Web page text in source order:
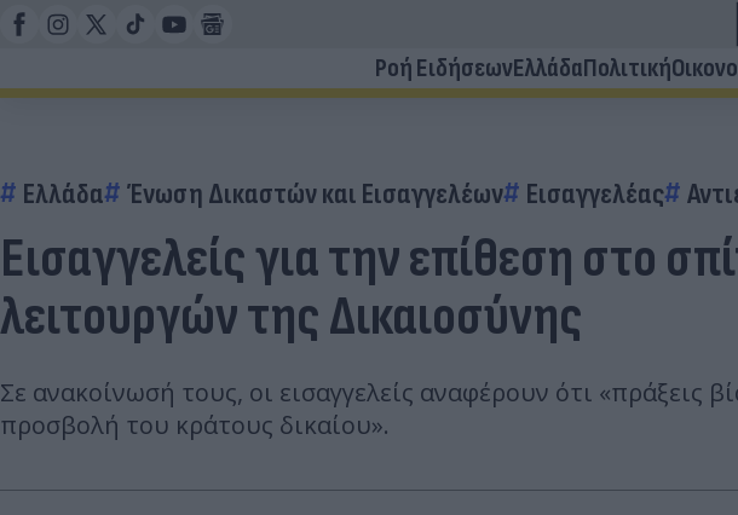
Ροή ΕιδήσεωνΕλλάδαΠολιτική
Ελλάδα Ένωση Δικαστών και Εισαγγελέων Εισαγγελέας
Εισαγγελείς για την επίθεση στο
λειτουργών της Δικαιοσύνης
Σε ανακοίνωσή τους, οι εισαγγελείς αναφέρουν ότι «πράξεις
προσβολή του κράτους δικαίου».